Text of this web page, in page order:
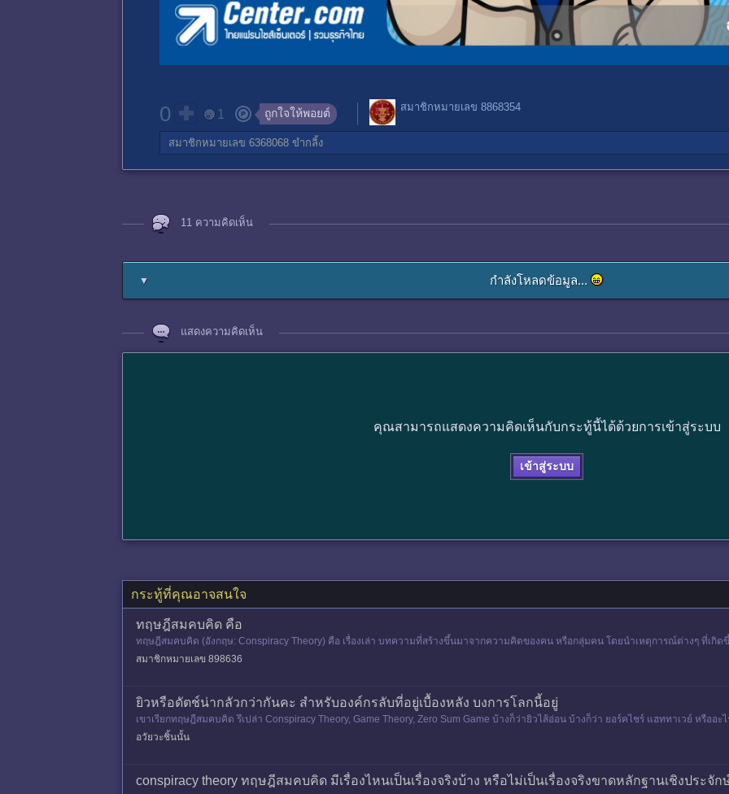
0 1 ถูกใจให้พอยต์ สมาชิกหมายเลข 8868354
สมาชิกหมายเลข 6368068 ขำกลิ้ง
11 ความคิดเห็น
▼ กำลังโหลดข้อมูล...
แสดงความคิดเห็น
คุณสามารถแสดงความคิดเห็นกับกระทู้นี้ได้ด้วยการเข้าสู่ระบบ
เข้าสู่ระบบ
กระทู้ที่คุณอาจสนใจ
ทฤษฎีสมคบคิด คือ
ทฤษฎีสมคบคิด (อังกฤษ: Conspiracy Theory) คือ เรื่องเล่า บทความที่สร้างขึ้นมาจากความคิดของคน หรือกลุ่มคน โดยนำเหตุการณ์ต่างๆ ที่เกิ
นอื่นๆเพื่อให
สมาชิกหมายเลข 898636
ยิวหรือดัตช์น่ากลัวกว่ากันคะ สำหรับองค์กรลับที่อยู่เบื้องหลัง บงการโลกนี้อยู่
เขาเรียกทฤษฎีสมคบคิด รึเปล่า Conspiracy Theory, Game Theory, Zero Sum Game บ้างก็ว่ายิวไส้อ่อน บ้างก็ว่า ยอร์คไชร์ แฮททาเวย์ หรืออ
อวัยวะชิ้นนั้น
conspiracy theory ทฤษฎีสมคบคิด มีเรื่องไหนเป็นเรื่องจริงบ้าง หรือไม่เป็นเรื่องจริงขาดหลักฐานเชิงประจัก